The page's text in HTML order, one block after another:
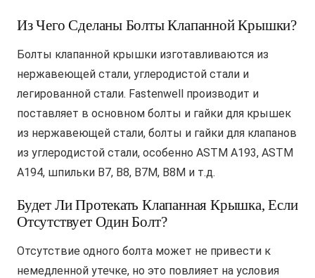
Из Чего Сделаны Болты Клапанной Крышки?
Болты клапанной крышки изготавливаются из
нержавеющей стали, углеродистой стали и
легированной стали. Fastenwell производит и
поставляет в основном болты и гайки для крышек
из нержавеющей стали, болты и гайки для клапанов
из углеродистой стали, особенно ASTM A193, ASTM
A194, шпильки B7, B8, B7M, B8M и т.д.
Будет Ли Протекать Клапанная Крышка, Если
Отсутствует Один Болт?
Отсутствие одного болта может не привести к
немедленной утечке, но это повлияет на условия